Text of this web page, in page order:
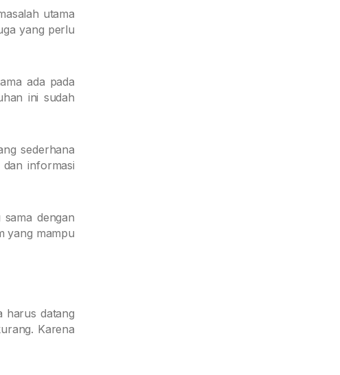
utama
yang perlu
ada pada
ini sudah
sederhana
informasi
dengan
yang mampu
harus datang
Karena